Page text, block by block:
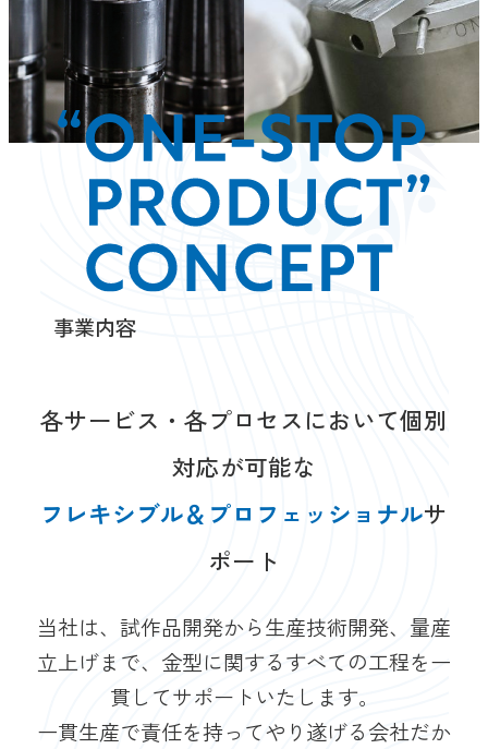
事業内容
各サービス・各プロセスにおいて個別
対応が可能な
フレキシブル＆プロフェッショナルサ
ポート
当社は、試作品開発から生産技術開発、量産
立上げまで、金型に関するすべての工程を一
貫してサポートいたします。
一貫生産で責任を持ってやり遂げる会社だか